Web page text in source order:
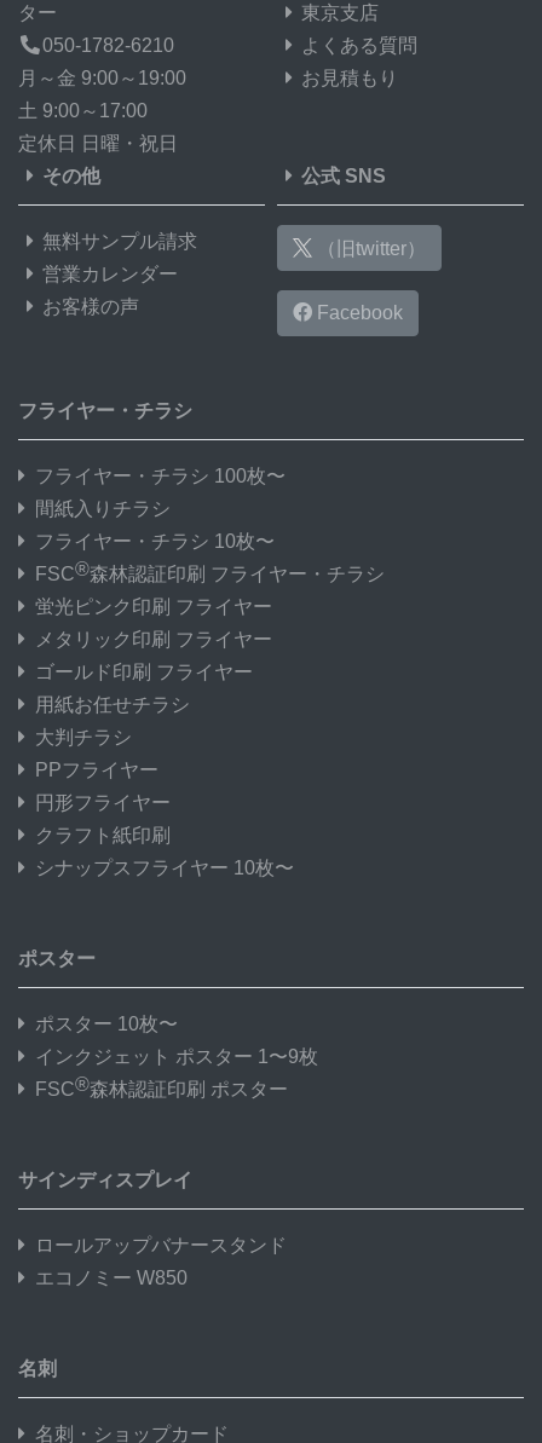
ター
050-1782-6210
月～金 9:00～19:00
土 9:00～17:00
定休日 日曜・祝日
東京支店
よくある質問
お見積もり
その他
無料サンプル請求
営業カレンダー
お客様の声
公式 SNS
（旧twitter）
Facebook
フライヤー・チラシ
フライヤー・チラシ 100枚〜
間紙入りチラシ
フライヤー・チラシ 10枚〜
FSC®森林認証印刷 フライヤー・チラシ
蛍光ピンク印刷 フライヤー
メタリック印刷 フライヤー
ゴールド印刷 フライヤー
用紙お任せチラシ
大判チラシ
PPフライヤー
円形フライヤー
クラフト紙印刷
シナップスフライヤー 10枚〜
ポスター
ポスター 10枚〜
インクジェット ポスター 1〜9枚
FSC®森林認証印刷 ポスター
サインディスプレイ
ロールアップバナースタンド
エコノミー W850
名刺
名刺・ショップカード